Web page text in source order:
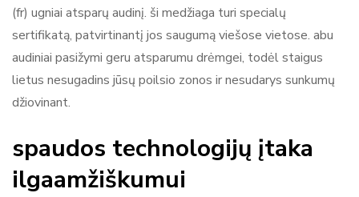
(fr) ugniai atsparų audinį. ši medžiaga turi specialų
sertifikatą, patvirtinantį jos saugumą viešose vietose. abu
audiniai pasižymi geru atsparumu drėmgei, todėl staigus
lietus nesugadins jūsų poilsio zonos ir nesudarys sunkumų
džiovinant.
spaudos technologijų įtaka
ilgaamžiškumui